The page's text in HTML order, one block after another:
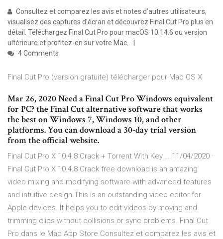
‎Consultez et comparez les avis et notes d’autres utilisateurs,
visualisez des captures d’écran et découvrez Final Cut Pro plus en
détail. Téléchargez Final Cut Pro pour macOS 10.14.6 ou version
ultérieure et profitez-en sur votre Mac.
4 Comments
Final Cut Pro (version gratuite) télécharger pour Mac OS X
Mar 26, 2020 Need a Final Cut Pro Windows equivalent
for PC? the Final Cut alternative software that works
the best on Windows 7, Windows 10, and other
platforms. You can download a 30-day trial version
from the official website.
Final Cut Pro X 10.4.8 Crack + Torrent With Key … 11/04/2020 ·
Final Cut Pro X 10.4.8 Crack free download is an amazing
video mixing and modifying software with advanced features
and intuitive design.This is an outstanding video editor for
Apple devices. It helps you to edit videos by moving and
trimming clips without collisions or sync problems. ‎Final Cut
Pro dans le Mac App Store ‎Consultez et comparez les avis et